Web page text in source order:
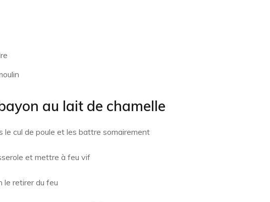
au lait de chamelle
le cul de poule et les battre somairement
et mettre à feu vif
le retirer du feu